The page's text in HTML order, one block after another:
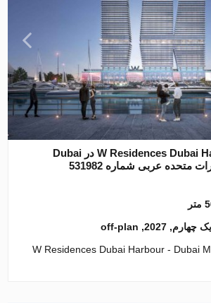
پروژه توسعه W Residences Dubai Harbour در Dubai
W Residences Dubai Harbour - Dubai